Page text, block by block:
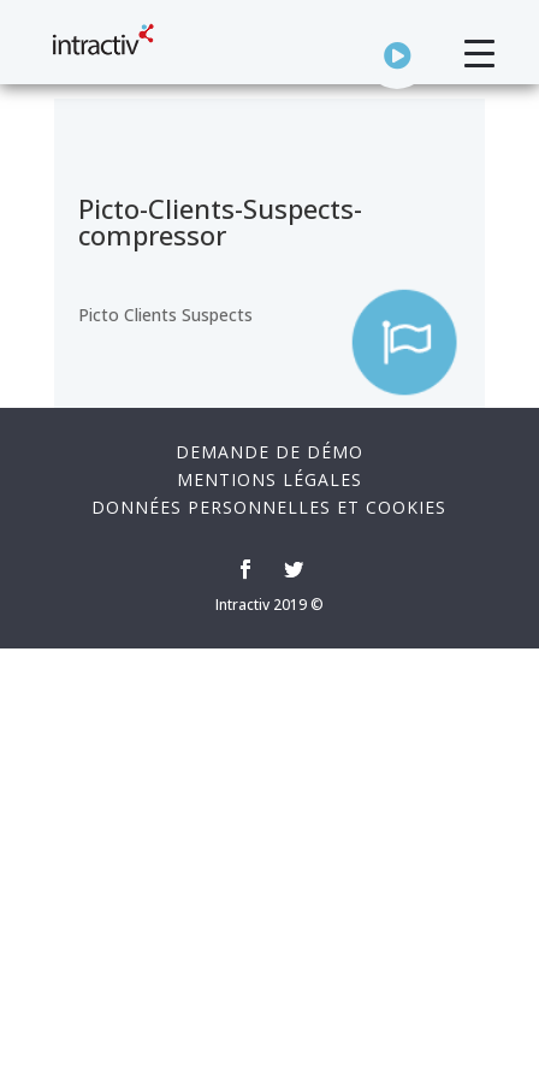
Picto-Clients-Suspects-
compressor
Picto Clients Suspects
DEMANDE DE DÉMO
MENTIONS LÉGALES
DONNÉES PERSONNELLES ET COOKIES
Intractiv 2019 ©